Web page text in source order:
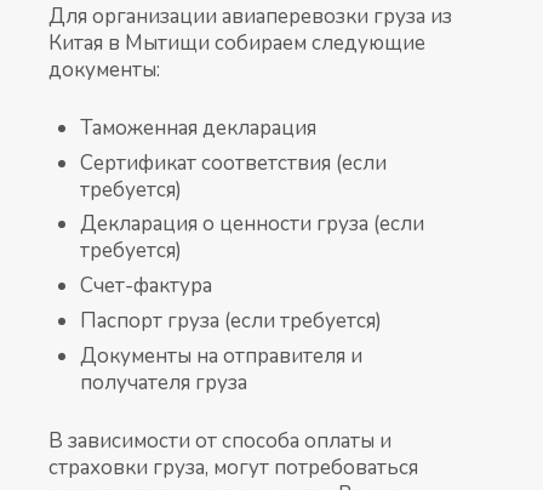
Для организации авиаперевозки груза из
Китая в Мытищи собираем следующие
документы:
Таможенная декларация
Сертификат соответствия (если
требуется)
Декларация о ценности груза (если
требуется)
Счет-фактура
Паспорт груза (если требуется)
Документы на отправителя и
получателя груза
В зависимости от способа оплаты и
страховки груза, могут потребоваться